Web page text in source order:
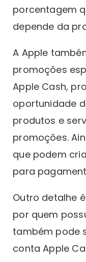
porcentagem
depende da
A Apple
promoções
Apple Cash,
oportunidade
produtos e
promoções.
que podem
para
Outro detalhe
por quem
também pode
conta Apple